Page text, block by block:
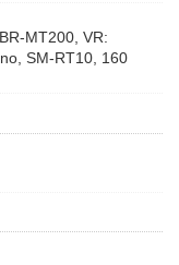
MT200, VR:
SM-RT10, 160